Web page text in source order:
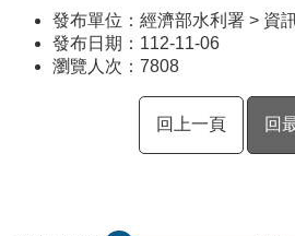
發布單位：經濟部水利署 > 資
發布日期：112-11-06
瀏覽人次： 7808
回上一頁 回